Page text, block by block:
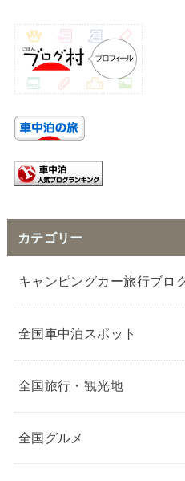
カテゴリー
キャンピングカー旅行ブロ
全国車中泊スポット
全国旅行・観光地
全国グルメ